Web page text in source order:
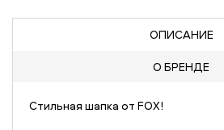
ОПИСАНИЕ
О БРЕНДЕ
Стильная шапка от FOX!